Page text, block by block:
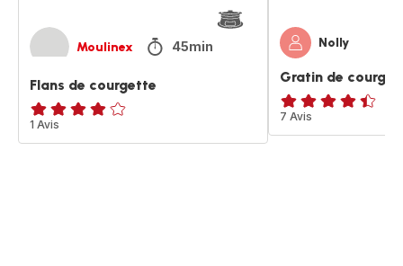
Moulinex 45min
Flans de courgette
Avis
4
1 Avis
Nolly
Gratin de
ratings.4.4
7 Avis